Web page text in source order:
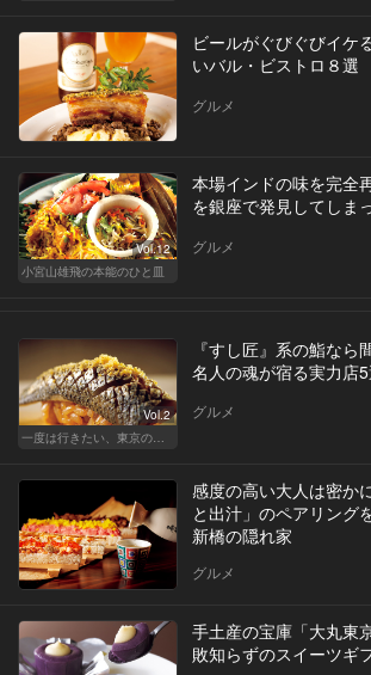
ビールがぐびぐびイケ
いバル・ビストロ８選
グルメ
Vol.12
小宮山雄飛の本能のひと皿
本場インドの味を完全
を銀座で発見してしま
グルメ
Vol.2
一度は行きたい、東京の鮨の名店
『すし匠』系の鮨なら
名人の魂が宿る実力店
グルメ
感度の高い大人は密か
と出汁」のペアリング
新橋の隠れ家
グルメ
手土産の宝庫「大丸東
敗知らずのスイーツギ